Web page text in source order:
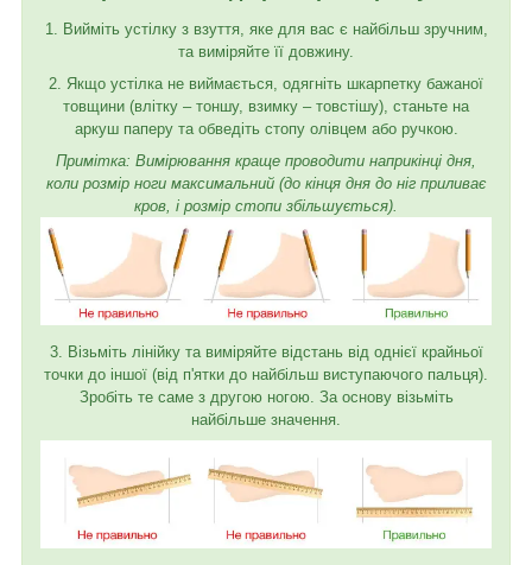
1. Вийміть устілку з взуття, яке для вас є найбільш зручним,
та виміряйте її довжину.
2. Якщо устілка не виймається, одягніть шкарпетку бажаної
товщини (влітку – тоншу, взимку – товстішу), станьте на
аркуш паперу та обведіть стопу олівцем або ручкою.
Примітка: Вимірювання краще проводити наприкінці дня,
коли розмір ноги максимальний (до кінця дня до ніг приливає
кров, і розмір стопи збільшується).
3. Візьміть лінійку та виміряйте відстань від однієї крайньої
точки до іншої (від п'ятки до найбільш виступаючого пальця).
Зробіть те саме з другою ногою. За основу візьміть
найбільше значення.